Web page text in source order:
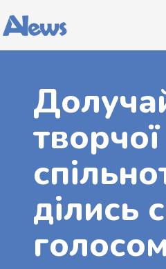
творчої
ділись
голосом